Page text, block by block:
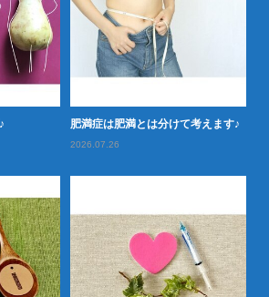
肥満症は肥満とは分けて考えます♪
2026.07.26